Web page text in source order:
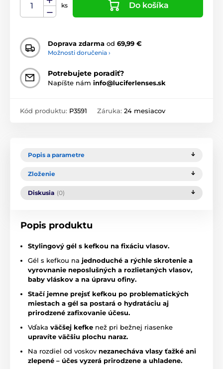
ks Do košíka
Doprava zdarma od 69,99 €
Možnosti doručenia ›
Potrebujete poradiť?
Napíšte nám info@luciferlenses.sk
Kód produktu: P3591 Záruka: 24 mesiacov
Popis a parametre
Zloženie
Diskusia (0)
Popis produktu
Stylingový gél s kefkou na fixáciu vlasov.
Gél s kefkou na jednoduché a rýchle skrotenie a
vyrovnanie neposlušných a rozlietaných vlasov,
baby vláskov a na úpravu ofiny.
Stačí jemne prejsť kefkou po problematických
miestach a gél sa postará o hydratáciu aj
prirodzené zafixovanie účesu.
Vďaka väčšej kefke než pri bežnej riasenke
upravíte väčšiu plochu naraz.
Na rozdiel od voskov nezanecháva vlasy ťažké ani
zlepené – účes vyzerá prirodzene a uhladene.